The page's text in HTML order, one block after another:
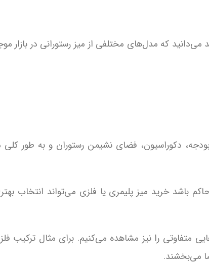
که مدل‌های مختلفی از میز رستورانی در
دکوراسیون، فضای نشیمن رستوران و به طور
باشد خرید میز پلیمری یا فلزی می‌تواند انتخاب
متفاوتی را نیز مشاهده می‌کنیم. برای مثال ترکیب
می‌بخشند.